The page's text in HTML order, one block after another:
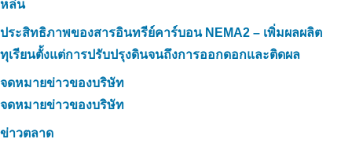
หล่น
ประสิทธิภาพของสารอินทรีย์คาร์บอน NEMA2 – เพิ่มผลผลิต
ทุเรียนตั้งแต่การปรับปรุงดินจนถึงการออกดอกและติดผล
จดหมายข่าวของบริษัท
จดหมายข่าวของบริษัท
ข่าวตลาด